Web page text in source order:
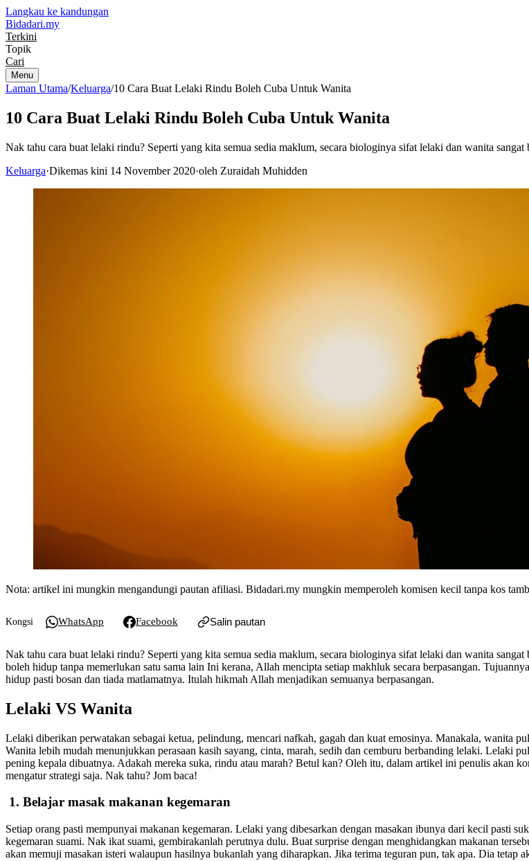
Langkau ke kandungan
Bidadari.my
Terkini
Topik
Cari
Menu
Laman Utama/Keluarga/10 Cara Buat Lelaki Rindu Boleh Cuba Untuk Wanita
10 Cara Buat Lelaki Rindu Boleh Cuba Untuk Wanita
Nak tahu cara buat lelaki rindu? Seperti yang kita semua sedia maklum, secara biologinya sifat lelaki dan wanita
Keluarga·Dikemas kini 14 November 2020·oleh Zuraidah Muhidden
Nota: artikel ini mungkin mengandungi pautan afiliasi. Bidadari.my mungkin memperoleh komisen kecil tanpa kos
Kongsi WhatsApp Facebook Salin pautan
Nak tahu cara buat lelaki rindu? Seperti yang kita semua sedia maklum, secara biologinya sifat lelaki dan wanita
boleh hidup tanpa memerlukan satu sama lain Ini kerana, Allah mencipta setiap makhluk secara berpasangan.
hidup pasti bosan dan tiada matlamatnya. Itulah hikmah Allah menjadikan semuanya berpasangan.
Lelaki VS Wanita
Lelaki diberikan perwatakan sebagai ketua, pelindung, mencari nafkah, gagah dan kuat emosinya. Manakala, wanita
Wanita lebih mudah menunjukkan perasaan kasih sayang, cinta, marah, sedih dan cemburu berbanding lelaki. Lelaki
pening kepala dibuatnya. Adakah mereka suka, rindu atau marah? Betul kan? Oleh itu, dalam artikel ini penulis akan
mengatur strategi saja. Nak tahu? Jom baca!
1. Belajar masak makanan kegemaran
Setiap orang pasti mempunyai makanan kegemaran. Lelaki yang dibesarkan dengan masakan ibunya dari kecil pasti
kegemaran suami. Nak ikat suami, gembirakanlah perutnya dulu. Buat surprise dengan menghidangkan makanan
akan memuji masakan isteri walaupun hasilnya bukanlah yang diharapkan. Jika terima teguran pun, tak apa. Dia tetap